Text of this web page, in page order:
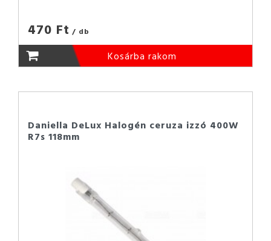
470 Ft / db
Kosárba rakom
Daniella DeLux Halogén ceruza izzó 400W
R7s 118mm